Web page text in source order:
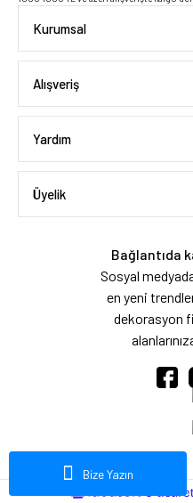
Bize Yazın
Kurumsal
Alışveriş
Yardım
Üyelik
Bağlantıda
Sosyal
en yeni
dekorasyon